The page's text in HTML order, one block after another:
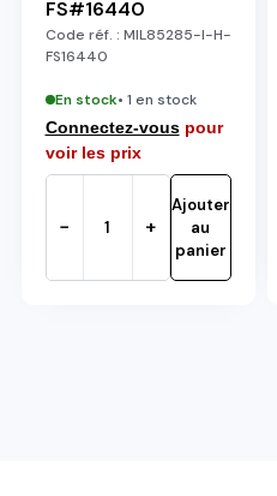
FS#16440
Code réf. : MIL85285-I-H-
FS16440
En stock• 1 en stock
Connectez-vouspour
voir les prix
− +
Ajouter
au
panier